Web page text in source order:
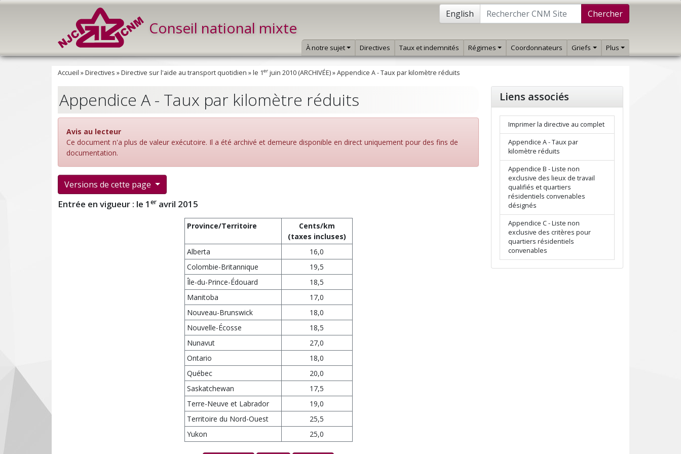
Conseil national mixte
English Chercher
À notre sujet Directives Taux et indemnités Régimes Coordonnateurs Griefs Plus
Accueil »Directives »Directive sur l'aide au transport quotidien »le 1er juin 2010 (ARCHIVÉE)»Appendice A - Taux par kilomètre réduits
Appendice A - Taux par kilomètre réduits
Avis au lecteur
Ce document n'a plus de valeur exécutoire. Il a été archivé et demeure disponible en direct uniquement pour des fins de
documentation.
Versions de cette page
Entrée en vigueur : le 1 er avril 2015
Province/Territoire
Cents/km
(taxes incluses)
Alberta
16,0
Colombie-Britannique
19,5
Île-du-Prince-Édouard
18,5
Manitoba
17,0
Nouveau-Brunswick
18,0
Nouvelle-Écosse
18,5
Nunavut
27,0
Ontario
18,0
Québec
20,0
Saskatchewan
17,5
Terre-Neuve et Labrador
19,0
Territoire du Nord-Ouest
25,5
Yukon
25,0
Liens associés
Imprimer la directive au complet
Appendice A - Taux par
kilomètre réduits
Appendice B - Liste non
exclusive des lieux de travail
qualifiés et quartiers
résidentiels convenables
désignés
Appendice C - Liste non
exclusive des critères pour
quartiers résidentiels
convenables